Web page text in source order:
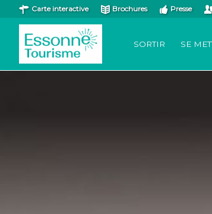
Carte interactive Brochures Presse
SORTIR SE